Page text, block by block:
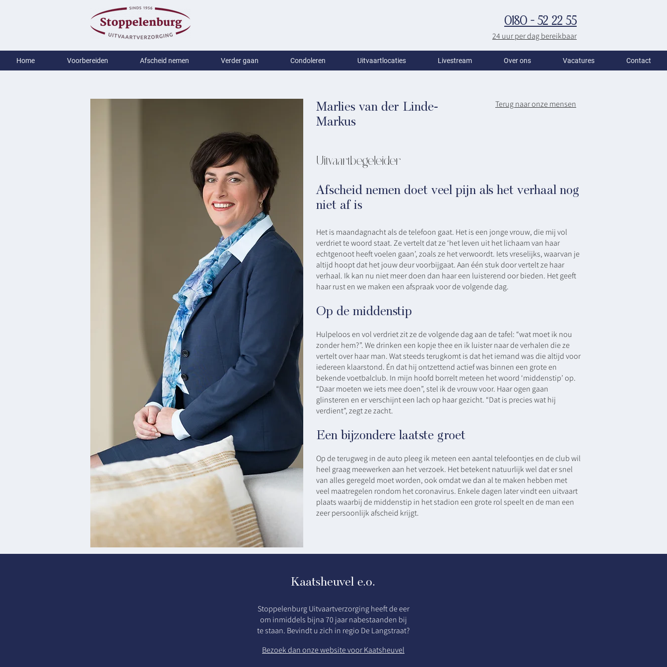
0180 - 52 22 55
24 uur per dag bereikbaar
Terug naar onze mensen
Marlies van der Linde-
Markus
Uitvaartbegeleider
Afscheid nemen doet veel pijn als het verhaal nog
niet af is
Het is maandagnacht als de telefoon gaat. Het is een jonge vrouw, die mij vol
verdriet te woord staat. Ze vertelt dat ze ‘het leven uit het lichaam van haar
echtgenoot heeft voelen gaan’, zoals ze het verwoordt. Iets vreselijks, waarvan je
altijd hoopt dat het jouw deur voorbijgaat. Aan één stuk door vertelt ze haar
verhaal. Ik kan nu niet meer doen dan haar een luisterend oor bieden. Het geeft
haar rust en we maken een afspraak voor de volgende dag.
Op de middenstip
Hulpeloos en vol verdriet zit ze de volgende dag aan de tafel: “wat moet ik nou
zonder hem?”. We drinken een kopje thee en ik luister naar de verhalen die ze
vertelt over haar man. Wat steeds terugkomt is dat het iemand was die altijd voor
iedereen klaarstond. Én dat hij ontzettend actief was binnen een grote en
bekende voetbalclub. In mijn hoofd borrelt meteen het woord ‘middenstip’ op.
“Daar moeten we iets mee doen”, stel ik de vrouw voor. Haar ogen gaan
glinsteren en er verschijnt een lach op haar gezicht. “Dat is precies wat hij
verdient”, zegt ze zacht.
Een bijzondere laatste groet
Op de terugweg in de auto pleeg ik meteen een aantal telefoontjes en de club wil
heel graag meewerken aan het verzoek. Het betekent natuurlijk wel dat er snel
van alles geregeld moet worden, ook omdat we dan al te maken hebben met
veel maatregelen rondom het coronavirus. Enkele dagen later vindt een uitvaart
plaats waarbij de middenstip in het stadion een grote rol speelt en de man een
zeer persoonlijk afscheid krijgt.
Home Voorbereiden Afscheid nemen Verder gaan Condoleren Uitvaartlocaties Livestream Over ons Vacatures Contact
Kaatsheuvel e.o.
Stoppelenburg Uitvaartverzorging heeft de eer
om inmiddels bijna 70 jaar nabestaanden bij
te staan. Bevindt u zich in regio De Langstraat?
Bezoek dan onze website voor Kaatsheuvel